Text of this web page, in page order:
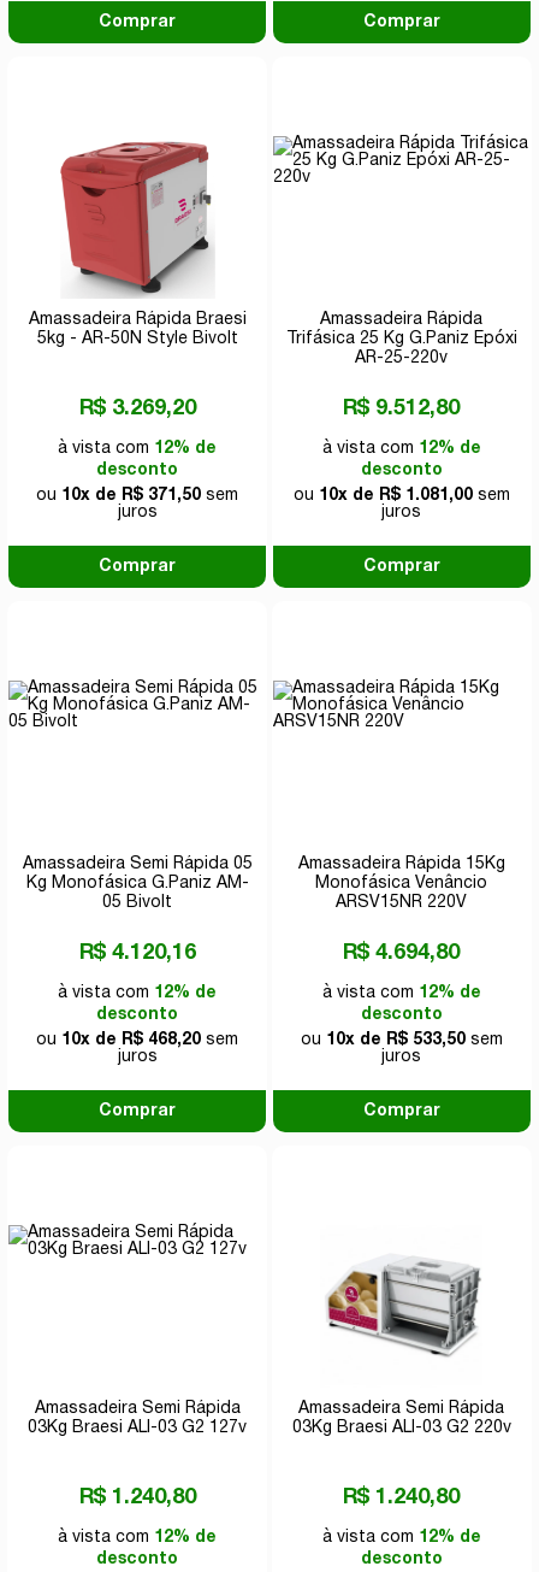
Comprar Comprar
Amassadeira Rápida Braesi
5kg - AR-50N Style Bivolt
R$ 3.269,20
à vista com 12% de
desconto
ou 10x de R$ 371,50 sem
juros
Comprar
Amassadeira Rápida
Trifásica 25 Kg G.Paniz Epóxi
AR-25-220v
R$ 9.512,80
à vista com 12% de
desconto
ou 10x de R$ 1.081,00sem
juros
Comprar
Amassadeira Semi Rápida 05
Kg Monofásica G.Paniz AM-
05 Bivolt
R$ 4.120,16
à vista com 12% de
desconto
ou 10x de R$ 468,20 sem
juros
Comprar
Amassadeira Rápida 15Kg
Monofásica Venâncio
ARSV15NR 220V
R$ 4.694,80
à vista com 12% de
desconto
ou 10x de R$ 533,50sem
juros
Comprar
Amassadeira Semi Rápida
03Kg Braesi ALI-03 G2 127v
R$ 1.240,80
à vista com 12% de
desconto
Amassadeira Semi Rápida
03Kg Braesi ALI-03 G2 220v
R$ 1.240,80
à vista com 12% de
desconto